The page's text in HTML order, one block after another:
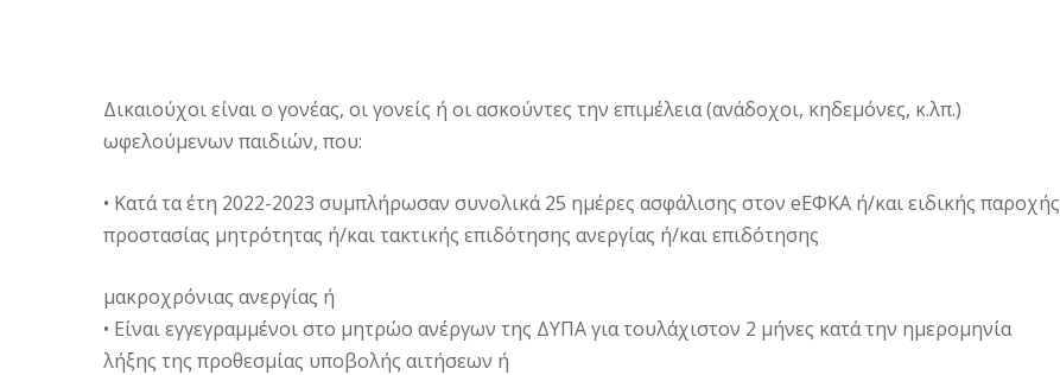
Δικαιούχοι είναι ο γονέας, οι γονείς ή οι ασκούντες την επιμέλεια (ανάδοχοι, κηδεμόνες, κ.λπ.)
ωφελούμενων παιδιών, που:
• Κατά τα έτη 2022-2023 συμπλήρωσαν συνολικά 25 ημέρες ασφάλισης στον eΕΦΚΑ ή/και ειδικής παροχής
προστασίας μητρότητας ή/και τακτικής επιδότησης ανεργίας ή/και επιδότησης
μακροχρόνιας ανεργίας ή
• Είναι εγγεγραμμένοι στο μητρώο ανέργων της ΔΥΠΑ για τουλάχιστον 2 μήνες κατά την ημερομηνία
λήξης της προθεσμίας υποβολής αιτήσεων ή